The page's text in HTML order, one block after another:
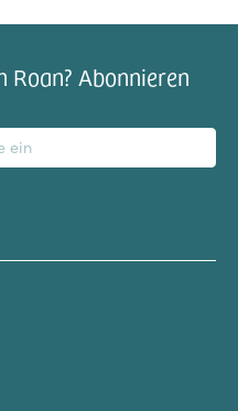
Roan? Abonnieren